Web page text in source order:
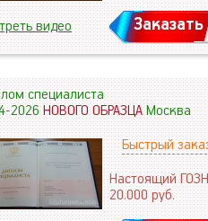
видео Заказать
специалиста
2026НОВОГО ОБРАЗЦАМосква
Быстрый
Настоящий
20.000руб.